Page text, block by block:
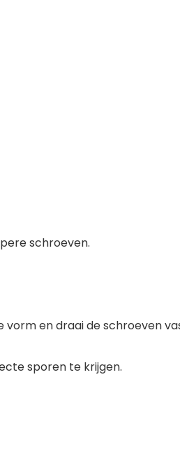
schroeven.
vorm en draai de schroeven
sporen te krijgen.